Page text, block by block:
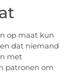
op maat kun
dat niemand
met
patronen om